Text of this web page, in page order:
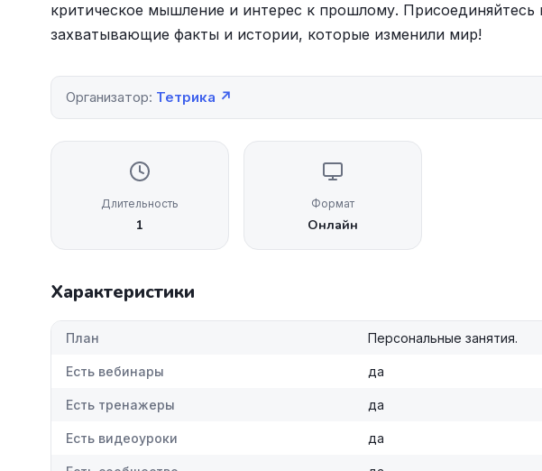
критическое мышление и интерес к прошлому. Присоединяйтесь
захватывающие факты и истории, которые изменили мир!
Организатор: Тетрика ↗
Длительность
1
Формат
Онлайн
Характеристики
План Персональные занятия.
Есть вебинары да
Есть тренажеры да
Есть видеоуроки да